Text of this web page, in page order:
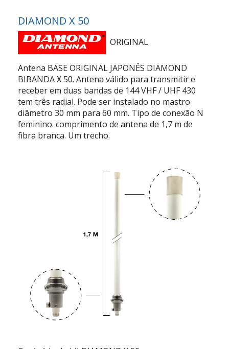
DIAMOND X 50
ORIGINAL
Antena BASE ORIGINAL JAPONÊS DIAMOND
BIBANDA X 50. Antena válido para transmitir e
receber em duas bandas de 144 VHF / UHF 430
tem três radial. Pode ser instalado no mastro
diâmetro 30 mm para 60 mm. Tipo de conexão N
feminino. comprimento de antena de 1,7 m de
fibra branca. Um trecho.